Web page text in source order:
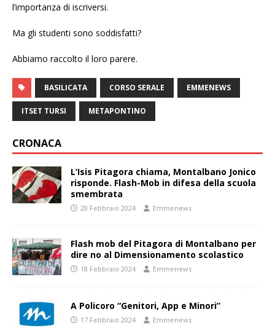
l’importanza di iscriversi.
Ma gli studenti sono soddisfatti?
Abbiamo raccolto il loro parere.
BASILICATA CORSO SERALE EMMENEWS
ITSET TURSI METAPONTINO
CRONACA
L’Isis Pitagora chiama, Montalbano Jonico
risponde. Flash-Mob in difesa della scuola
smembrata
20 Febbraio 2024 Emmenews
Flash mob del Pitagora di Montalbano per
dire no al Dimensionamento scolastico
18 Febbraio 2024 Emmenews
A Policoro “Genitori, App e Minori”
17 Febbraio 2024 Emmenews